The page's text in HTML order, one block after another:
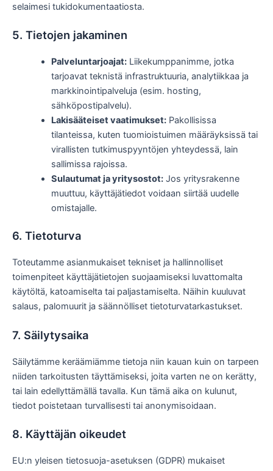
selaimesi tukidokumentaatiosta.
5. Tietojen jakaminen
Palveluntarjoajat:Liikekumppanimme, jotka
tarjoavat teknistä infrastruktuuria, analytiikkaa ja
markkinointipalveluja (esim. hosting,
sähköpostipalvelu).
Lakisääteiset vaatimukset:Pakollisissa
tilanteissa, kuten tuomioistuimen määräyksissä tai
virallisten tutkimuspyyntöjen yhteydessä, lain
sallimissa rajoissa.
Sulautumat ja yritysostot:Jos yritysrakenne
muuttuu, käyttäjätiedot voidaan siirtää uudelle
omistajalle.
6. Tietoturva
Toteutamme asianmukaiset tekniset ja hallinnolliset
toimenpiteet käyttäjätietojen suojaamiseksi luvattomalta
käytöltä, katoamiselta tai paljastamiselta. Näihin kuuluvat
salaus, palomuurit ja säännölliset tietoturvatarkastukset.
7. Säilytysaika
Säilytämme keräämiämme tietoja niin kauan kuin on tarpeen
niiden tarkoitusten täyttämiseksi, joita varten ne on kerätty,
tai lain edellyttämällä tavalla. Kun tämä aika on kulunut,
tiedot poistetaan turvallisesti tai anonymisoidaan.
8. Käyttäjän oikeudet
EU:n yleisen tietosuoja-asetuksen (GDPR) mukaiset